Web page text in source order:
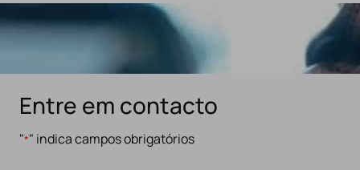
Entre em contacto
"*" indica campos obrigatórios